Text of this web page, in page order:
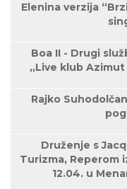
Elenina verzija
Boa II - Drugi
„Live klub Azimut
Rajko
Druženje s
Turizma, Reperom
12.04. u